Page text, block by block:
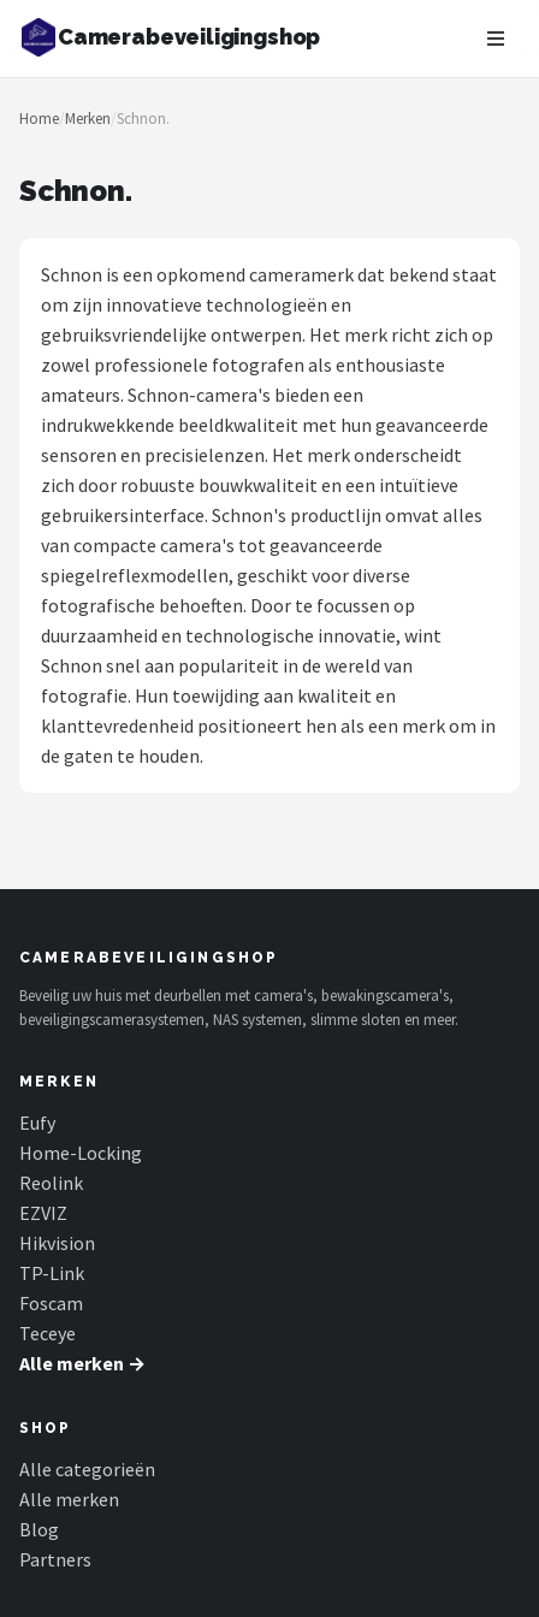
Camerabeveiligingshop
Zoeken
NAVIGATIE
Blog
Beveiligingscamera's
Camera Deurbellen
NAS
Shop
Eufy
Home-Locking
Reolink
Foscam
Teceye
Smartwares
ieGeek
Alle merken →
Home/Merken/Schnon.
Schnon.
Schnon is een opkomend cameramerk dat bekend staat
om zijn innovatieve technologieën en
gebruiksvriendelijke ontwerpen. Het merk richt zich op
zowel professionele fotografen als enthousiaste
amateurs. Schnon-camera's bieden een
indrukwekkende beeldkwaliteit met hun geavanceerde
sensoren en precisielenzen. Het merk onderscheidt
zich door robuuste bouwkwaliteit en een intuïtieve
gebruikersinterface. Schnon's productlijn omvat alles
van compacte camera's tot geavanceerde
spiegelreflexmodellen, geschikt voor diverse
fotografische behoeften. Door te focussen op
duurzaamheid en technologische innovatie, wint
Schnon snel aan populariteit in de wereld van
fotografie. Hun toewijding aan kwaliteit en
klanttevredenheid positioneert hen als een merk om in
de gaten te houden.
CAMERABEVEILIGINGSHOP
Beveilig uw huis met deurbellen met camera's, bewakingscamera's,
beveiligingscamerasystemen, NAS systemen, slimme sloten en meer.
MERKEN
Eufy
Home-Locking
Reolink
EZVIZ
Hikvision
TP-Link
Foscam
Teceye
Alle merken →
SHOP
Alle categorieën
Alle merken
Blog
Partners